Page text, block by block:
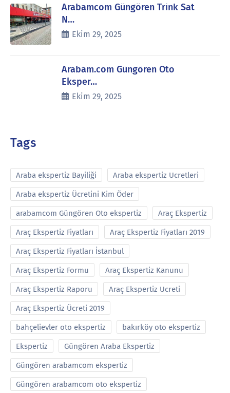
Arabamcom Güngören Trink Sat
N…
Ekim 29, 2025
Arabam.com Güngören Oto
Eksper…
Ekim 29, 2025
Tags
Araba ekspertiz Bayiliği Araba ekspertiz Ucretleri
Araba ekspertiz Ücretini Kim Öder
arabamcom Güngören Oto ekspertiz Araç Ekspertiz
Araç Ekspertiz Fiyatları Araç Ekspertiz Fiyatları 2019
Araç Ekspertiz Fiyatları İstanbul
Araç Ekspertiz Formu Araç Ekspertiz Kanunu
Araç Ekspertiz Raporu Araç Ekspertiz Ucreti
Araç Ekspertiz Ücreti 2019
bahçelievler oto ekspertiz bakırköy oto ekspertiz
Ekspertiz Güngören Araba Ekspertiz
Güngören arabamcom ekspertiz
Güngören arabamcom oto ekspertiz